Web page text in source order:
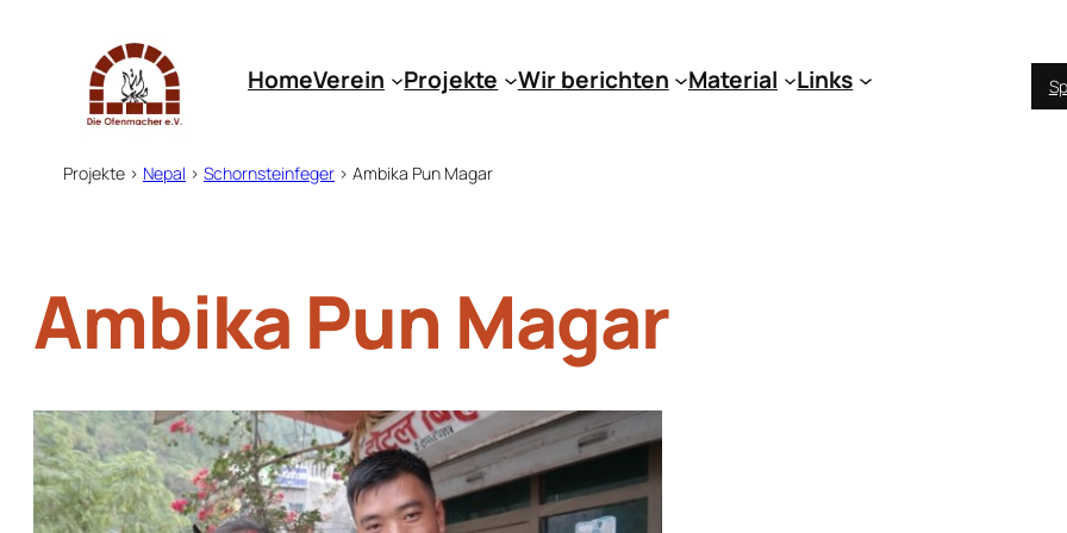
springen
HomeVerein Projekte Wir berichten Material Links
Projekte > Nepal > Schornsteinfeger > Ambika Pun Magar
Ambika Pun Magar